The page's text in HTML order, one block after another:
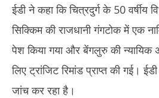
ईडी ने कहा कि चित्रदुर्ग के 50 वर्षीय
सिक्किम की राजधानी गंगटोक में एक
पेश किया गया और बेंगलुरु की
लिए ट्रांजिट रिमांड प्राप्त की गई।
जांच कर रहा है।